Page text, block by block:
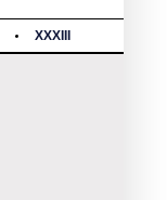
XXXIII